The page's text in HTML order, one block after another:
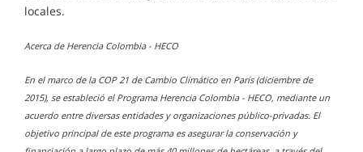
locales.
Acerca de Herencia Colombia - HECO
En el marco de la COP 21 de Cambio Climático en París (diciembre de
2015), se estableció el Programa Herencia Colombia - HECO, mediante un
acuerdo entre diversas entidades y organizaciones público-privadas. El
objetivo principal de este programa es asegurar la conservación y